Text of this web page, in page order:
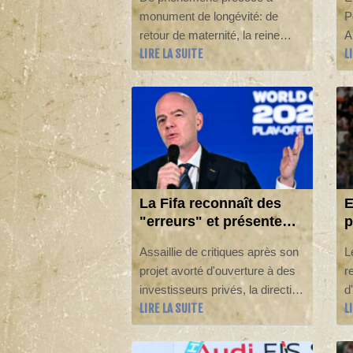
ans de défier le temps
monument de longévité: de
retour de maternité, la reine
suédoise de la natation Sarah
Sjöström continue à près de 33
ans de défier le temps aux
Championnats d'Europe de
Paris, avec dans le viseur les
JO de Los Angeles dans deux
ans.
LIRE LA SUITE
La Fifa reconnaît des
"erreurs" et présente
des "excuses" après
une réunion de crise au
Maroc
Assaillie de critiques après son
projet avorté d'ouverture à des
investisseurs privés, la direction
de la Fifa a reconnu des
"erreurs" et présenté des
"excuses", affichant néanmoins
LIRE LA SUITE